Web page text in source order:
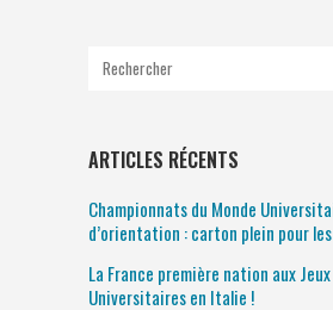
ARTICLES RÉCENTS
Championnats du Monde
d’orientation : carton plein pour
La France première nation aux
Universitaires en Italie !